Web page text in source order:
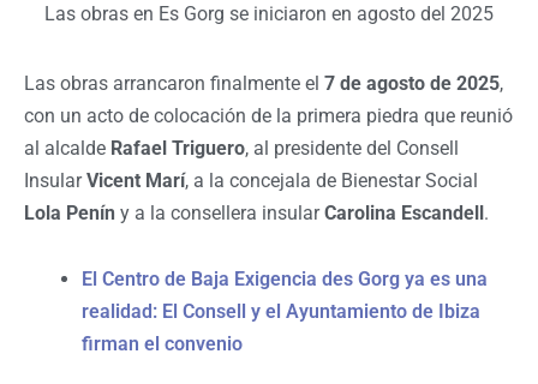
Las obras en Es Gorg se iniciaron en agosto del 2025
Las obras arrancaron finalmente el 7 de agosto de 2025,
con un acto de colocación de la primera piedra que reunió
al alcalde Rafael Triguero, al presidente del Consell
InsularVicent Marí, a la concejala de Bienestar Social
Lola Penín y a la consellera insularCarolina Escandell.
El Centro de Baja Exigencia des Gorg ya es una
realidad: El Consell y el Ayuntamiento de Ibiza
firman el convenio